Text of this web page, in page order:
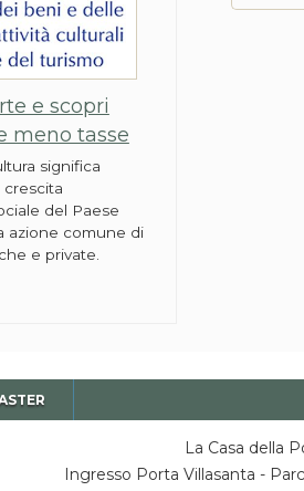
e scopri
meno tasse
significa
crescita
del Paese
azione comune di
e private.
La Casa della
Ingresso Porta Villasanta -